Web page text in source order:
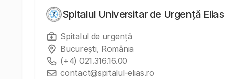
Spitalul Universitar de Urgență Elias
Spitalul de urgență
Bucureşti, România
(+4) 021.316.16.00
contact@spitalul-elias.ro